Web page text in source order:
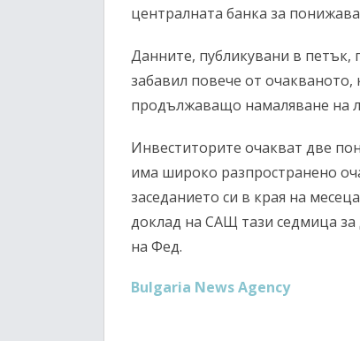
централната банка за
Данните, публикувани в петък,
забавил повече от
продължаващо намаляване на
Инвеститорите очакват две
има широко разпространено
заседанието си в края на
доклад на САЩ тази седмица
на Фед.
Bulgaria News Agency